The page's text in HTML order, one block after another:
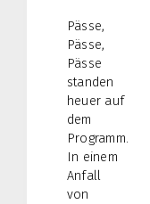
Pässe,
Pässe,
Pässe
standen
heuer auf
dem
Programm.
In einem
Anfall
von